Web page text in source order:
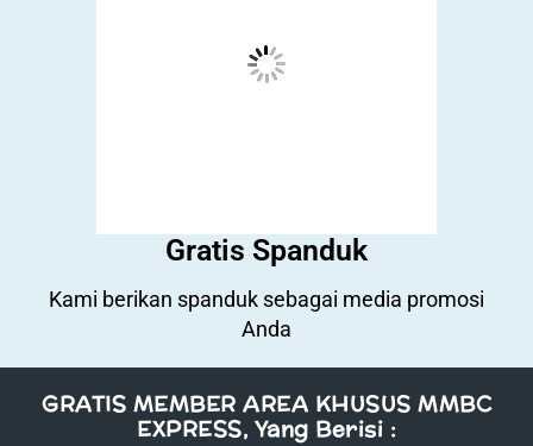
Gratis Spanduk
Kami berikan spanduk sebagai media promosi
Anda
GRATIS MEMBER AREA KHUSUS MMBC
EXPRESS, Yang Berisi :